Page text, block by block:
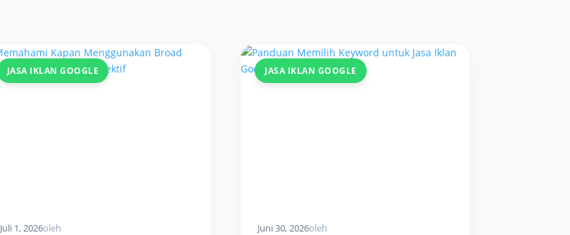
JASA IKLAN GOOGLE
Juli 1, 2026oleh
JASA IKLAN GOOGLE
Juni 30, 2026oleh